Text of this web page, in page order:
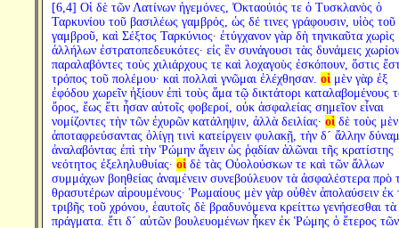
[6,4] Οἱ δὲ τῶν Λατίνων ἡγεμόνες, Ὀκταούιός τε ὁ Τυσκλανὸς ὁ
Ταρκυνίου τοῦ βασιλέως γαμβρός, ὡς δέ τινες γράφουσιν, υἱὸς τοῦ
γαμβροῦ, καὶ Σέξτος Ταρκύνιος· ἐτύγχανον γὰρ δὴ τηνικαῦτα χωρὶς
ἀλλήλων ἐστρατοπεδευκότες· εἰς ἓν συνάγουσι τὰς δυνάμεις
παραλαβόντες τοὺς χιλιάρχους τε καὶ λοχαγοὺς ἐσκόπουν, ὅστις
τρόπος τοῦ πολέμου· καὶ πολλαὶ γνῶμαι ἐλέχθησαν. οἱμὲν γὰρ ἐξ
ἐφόδου χωρεῖν ἠξίουν ἐπὶ τοὺς ἅμα τῷ δικτάτορι καταλαβομένους
ὄρος, ἕως ἔτι ἦσαν αὐτοῖς φοβεροί, οὐκ ἀσφαλείας σημεῖον εἶναι
νομίζοντες τὴν τῶν ἐχυρῶν κατάληψιν, ἀλλὰ δειλίας· οἱδὲ τοὺς μὲν
ἀποταφρεύσαντας ὀλίγῃ τινὶ κατείργειν φυλακῇ, τὴν δ´ ἄλλην
ἀναλαβόντας ἐπὶ τὴν Ῥώμην ἄγειν ὡς ῥᾳδίαν ἁλῶναι τῆς κρατίστης
νεότητος ἐξεληλυθυίας· οἱδὲ τὰς Οὐολούσκων τε καὶ τῶν ἄλλων
συμμάχων βοηθείας ἀναμένειν συνεβούλευον τὰ ἀσφαλέστερα πρὸ
θρασυτέρων αἱρουμένους· Ῥωμαίους μὲν γὰρ οὐθὲν ἀπολαύσειν ἐκ
τριβῆς τοῦ χρόνου, ἑαυτοῖς δὲ βραδυνόμενα κρείττω γενήσεσθαι τὰ
πράγματα. ἔτι δ´ αὐτῶν βουλευομένων ἧκεν ἐκ Ῥώμης ὁ ἕτερος τῶν